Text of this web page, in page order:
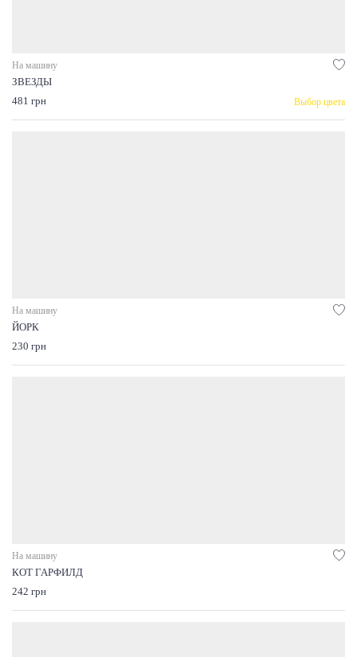
На машину
ЗВЕЗДЫ
481 грн
Выбор цвета
На машину
ЙОРК
230 грн
На машину
КОТ ГАРФИЛД
242 грн